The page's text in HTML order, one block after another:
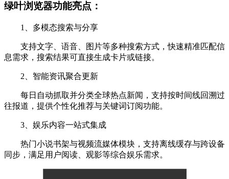
绿叶浏览器功能亮点：
1、多模态搜索与分享
支持文字、语音、图片等多种搜索方式，快速精准匹配信
息需求，搜索结果可直接生成卡片或链接。
2、智能资讯聚合更新
每日自动抓取并分类全球热点新闻，支持按时间线回溯过
往报道，提供个性化推荐与关键词订阅功能。
3、娱乐内容一站式集成
热门小说书架与视频流媒体模块，支持离线缓存与跨设备
同步，满足用户阅读、观影等综合娱乐需求。